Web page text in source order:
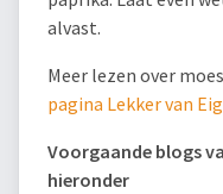
alvast.
Meer lezen over
pagina Lekker van
Voorgaande blogs
hieronder